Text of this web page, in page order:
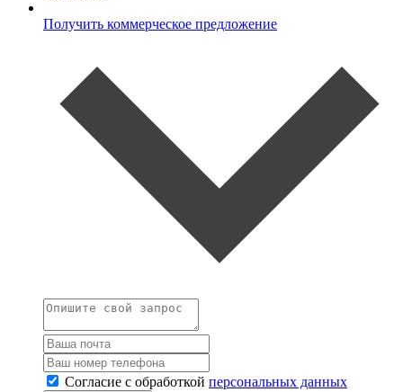
Получить коммерческое предложение
Согласие с обработкой персональных данных